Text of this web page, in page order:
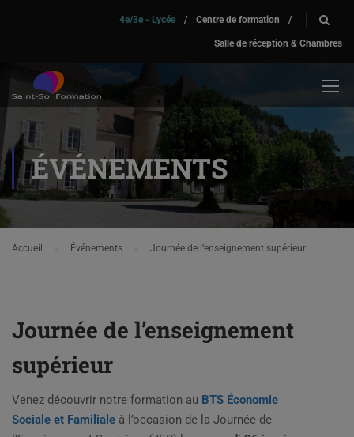
4e/3e - Lycée / Centre de formation /
Salle de réception & Chambres
ÉVÉNEMENTS
Accueil Événements Journée de l’enseignement supérieur
Journée de l’enseignement
supérieur
Venez découvrir notre formation au BTS Économie
Sociale et Familiale à l’occasion de la Journée de